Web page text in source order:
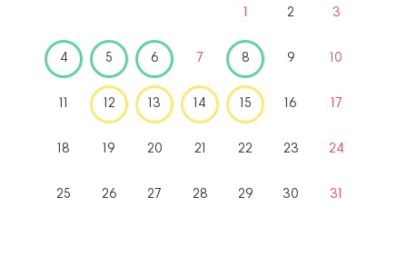
1 2 3
4 5 6 7 8 9 10
11 12 13 14 15 16 17
18 19 20 21 22 23 24
25 26 27 28 29 30 31